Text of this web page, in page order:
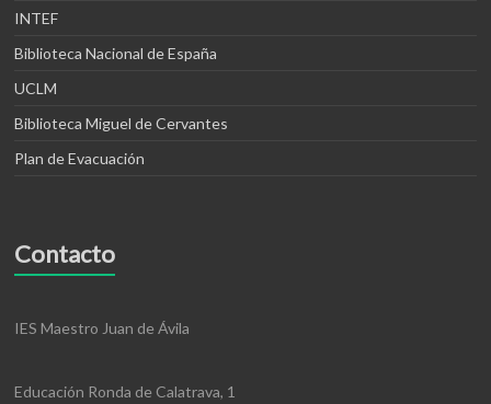
INTEF
Biblioteca Nacional de España
UCLM
Biblioteca Miguel de Cervantes
Plan de Evacuación
Contacto
IES Maestro Juan de Ávila
Educación Ronda de Calatrava, 1